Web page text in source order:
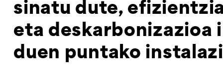
sinatu dute,
eta deskarbonizazioa
duen puntako